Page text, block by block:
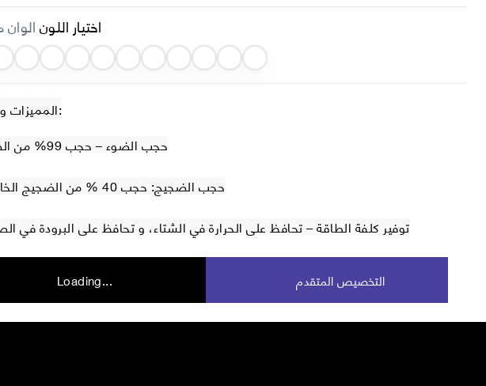
اختيار اللون
المميزات والفوائد:
حجب الضوء – حجب 99% من الضوء
حجب الضجيج: حجب 40 % من الضجيج الخارجيّ
توفير كلفة الطاقة – تحافظ على الحرارة في الشتاء، و تحافظ على البرودة في
Loading... التخصيص المتقدم